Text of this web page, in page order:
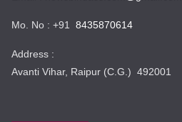
Mo. No : +91 8435870614
Address :
Avanti Vihar, Raipur (C.G.) 492001